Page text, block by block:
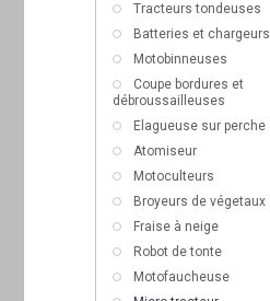
Tracteurs tondeuses
Batteries et chargeurs
Motobinneuses
Coupe bordures et
débroussailleuses
Elagueuse sur perche
Atomiseur
Motoculteurs
Broyeurs de végetaux
Fraise à neige
Robot de tonte
Motofaucheuse